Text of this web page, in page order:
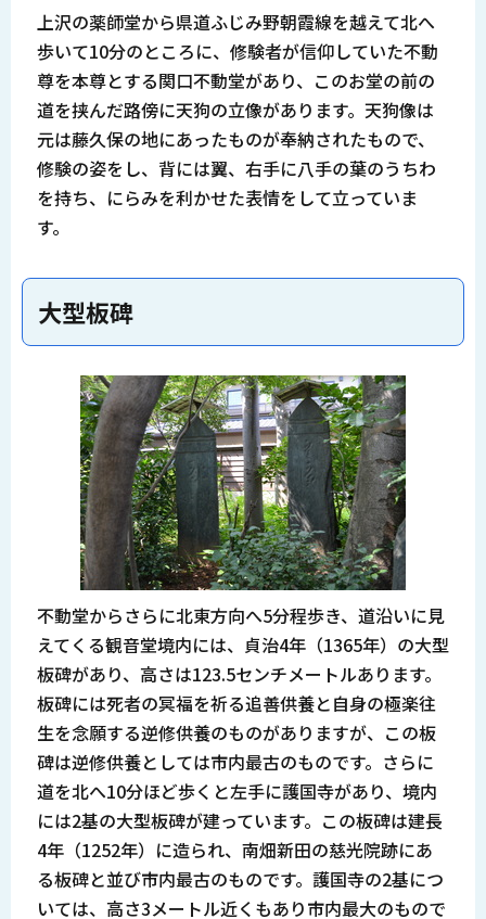
上沢の薬師堂から県道ふじみ野朝霞線を越えて北へ
歩いて10分のところに、修験者が信仰していた不動
尊を本尊とする関口不動堂があり、このお堂の前の
道を挟んだ路傍に天狗の立像があります。天狗像は
元は藤久保の地にあったものが奉納されたもので、
修験の姿をし、背には翼、右手に八手の葉のうちわ
を持ち、にらみを利かせた表情をして立っていま
す。
大型板碑
不動堂からさらに北東方向へ5分程歩き、道沿いに見
えてくる観音堂境内には、貞治4年（1365年）の大型
板碑があり、高さは123.5センチメートルあります。
板碑には死者の冥福を祈る追善供養と自身の極楽往
生を念願する逆修供養のものがありますが、この板
碑は逆修供養としては市内最古のものです。さらに
道を北へ10分ほど歩くと左手に護国寺があり、境内
には2基の大型板碑が建っています。この板碑は建長
4年（1252年）に造られ、南畑新田の慈光院跡にあ
る板碑と並び市内最古のものです。護国寺の2基につ
いては、高さ3メートル近くもあり市内最大のもので